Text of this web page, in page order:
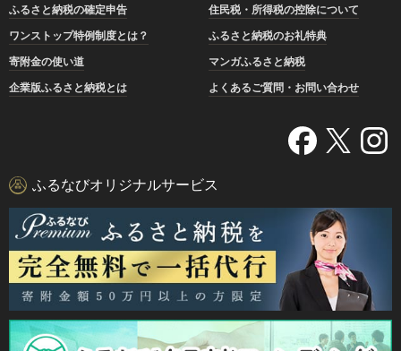
ふるさと納税の確定申告
住民税・所得税の控除について
ワンストップ特例制度とは？
ふるさと納税のお礼特典
寄附金の使い道
マンガふるさと納税
企業版ふるさと納税とは
よくあるご質問・お問い合わせ
ふるなびオリジナルサービス